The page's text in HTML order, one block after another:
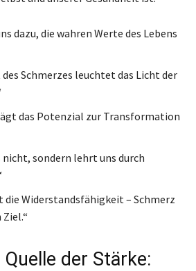
dazu, die wahren Werte des Lebens
des Schmerzes leuchtet das Licht der
das Potenzial zur Transformation
nicht, sondern lehrt uns durch
die Widerstandsfähigkeit – Schmerz
der Stärke: